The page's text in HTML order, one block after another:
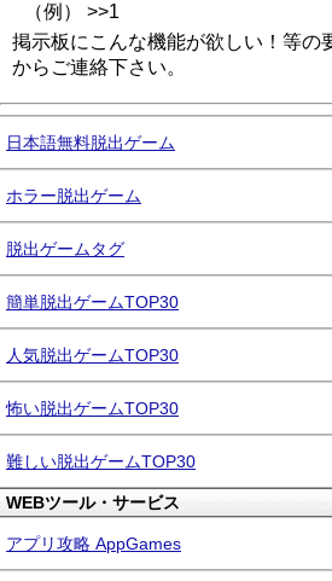
（例） >>1
掲示板にこんな機能が欲しい！等の
からご連絡下さい。
日本語無料脱出ゲーム
ホラー脱出ゲーム
脱出ゲームタグ
簡単脱出ゲームTOP30
人気脱出ゲームTOP30
怖い脱出ゲームTOP30
難しい脱出ゲームTOP30
WEBツール・サービス
アプリ攻略 AppGames